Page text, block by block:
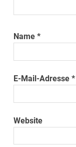
Name*
E-Mail-Adresse*
Website